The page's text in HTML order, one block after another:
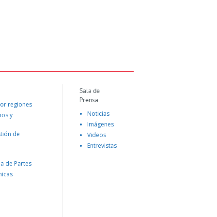
regiones
y
de
de Partes
Sala de
Prensa
Noticias
Imágenes
Videos
Entrevistas